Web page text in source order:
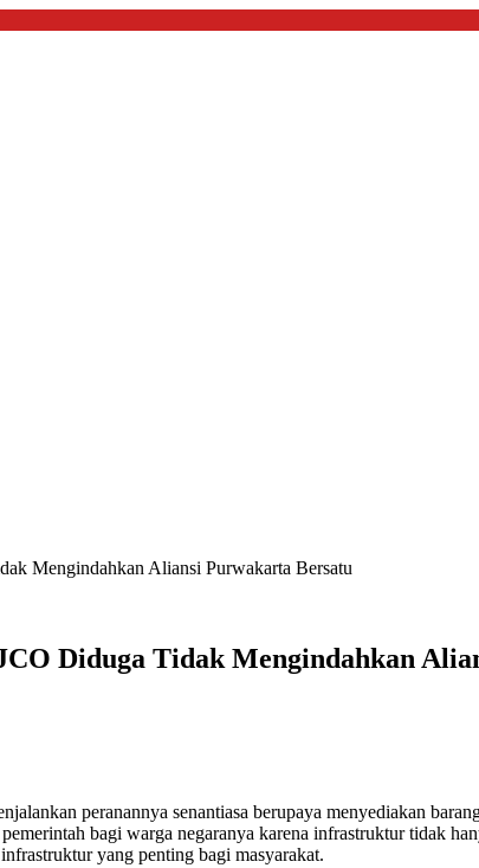
Mengindahkan Aliansi Purwakarta Bersatu
Diduga Tidak Mengindahkan
peranannya senantiasa berupaya menyediakan
bagi warga negaranya karena infrastruktur tidak
yang penting bagi masyarakat.